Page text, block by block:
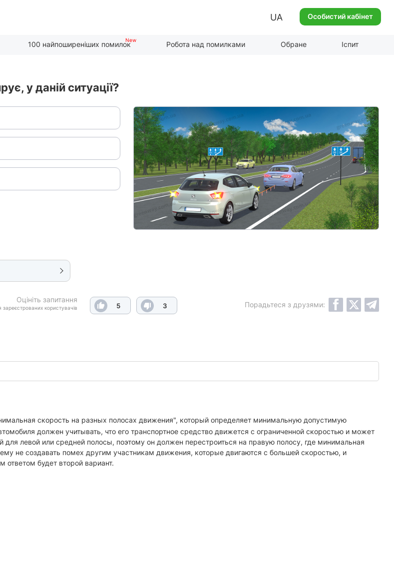
UA Особистий кабінет
100 найпоширеніших помилок Робота над помилками Обране Іспит
у даній ситуації?
Оцініть запитання
зареєстрованих користувачів 5 3 Порадьтеся з друзями:
скорость на разных полосах движения", который определяет минимальную допустимую
должен учитывать, что его транспортное средство движется с ограниченной скоростью и может
для левой или средней полосы, поэтому он должен перестроиться на правую полосу, где минимальная
не создавать помех другим участникам движения, которые двигаются с большей скоростью, и
будет второй вариант.